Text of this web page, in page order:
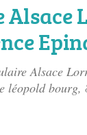
Alsace
Alsace
léopold bourg,